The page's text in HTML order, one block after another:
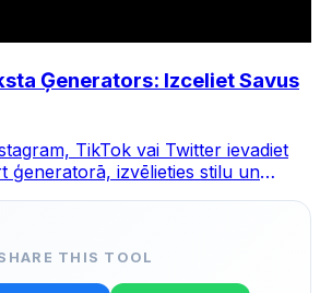
Ģenerators: Izceliet Savus
TikTok vai Twitter ievadiet
ģeneratorā, izvēlieties stilu un
THIS TOOL